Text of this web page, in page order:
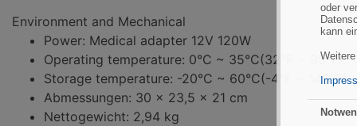
oder
kann
Environment and Mechanical
Power: Medical adapter 12V 120W
Operating temperature: 0°C ~ 35°C(32°F ~ 95°F)
Storage temperature: -20°C ~ 60°C(-4°F ~ 140°F)
Abmessungen: 30 x 23,5 x 21 cm
Nettogewicht: 2,94 kg